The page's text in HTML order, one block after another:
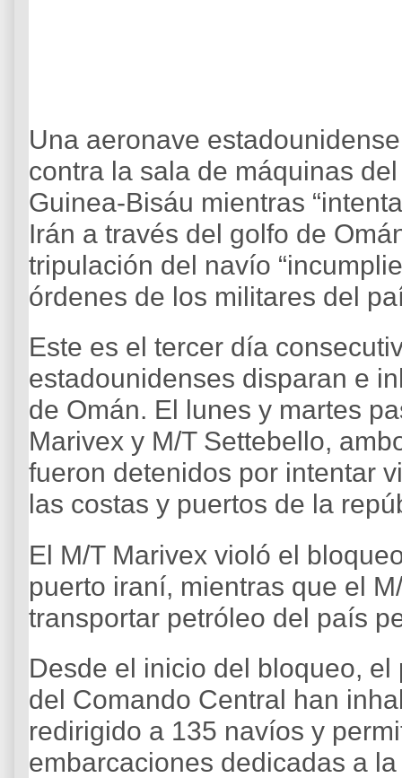
Una aeronave
contra la sala de máquinas
Guinea-Bisáu mientras
Irán a través del golfo de
tripulación del navío
órdenes de los militares del
Este es el tercer día
estadounidenses disparan e
de Omán. El lunes y martes
Marivex y M/T Settebello,
fueron detenidos por intentar
las costas y puertos de la
El M/T Marivex violó el
puerto iraní, mientras que el
transportar petróleo del país
Desde el inicio del bloqueo,
del Comando Central han
redirigido a 135 navíos y
embarcaciones dedicadas a